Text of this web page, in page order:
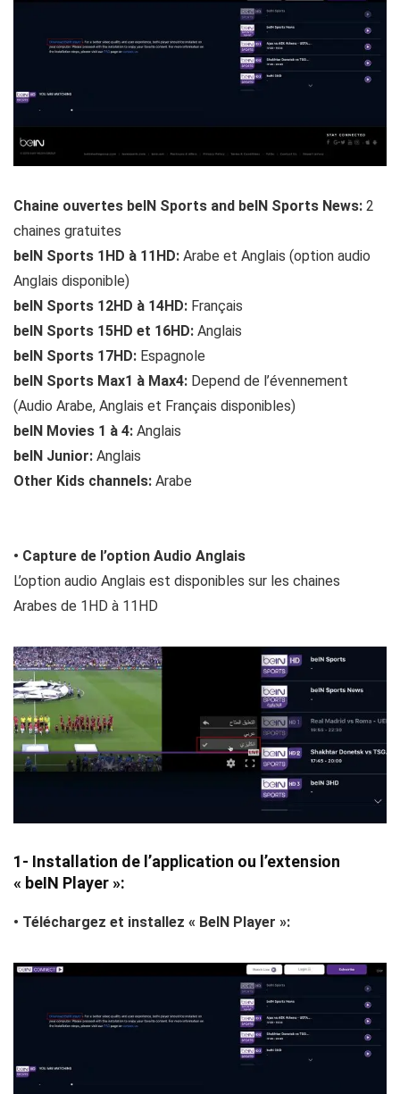
Chaine ouvertes beIN Sports and beIN Sports News: 2
chaines gratuites
beIN Sports 1HD à 11HD: Arabe et Anglais (option audio
Anglais disponible)
beIN Sports 12HD à 14HD: Français
beIN Sports 15HD et 16HD: Anglais
beIN Sports 17HD: Espagnole
beIN Sports Max1 à Max4: Depend de l’évennement
(Audio Arabe, Anglais et Français disponibles)
beIN Movies 1 à 4: Anglais
beIN Junior: Anglais
Other Kids channels: Arabe
• Capture de l’option Audio Anglais
L’option audio Anglais est disponibles sur les chaines
Arabes de 1HD à 11HD
1- Installation de l’application ou l’extension
« beIN Player »:
• Téléchargez et installez « BeIN Player »: